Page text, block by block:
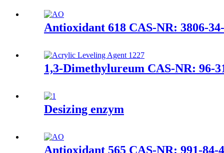
Antioxidant 618 CAS-NR: 3806-
1,3-Dimethylureum CAS-NR: 96-
Desizing enzym
Antioxidant 565 CAS-NR: 991-84-4